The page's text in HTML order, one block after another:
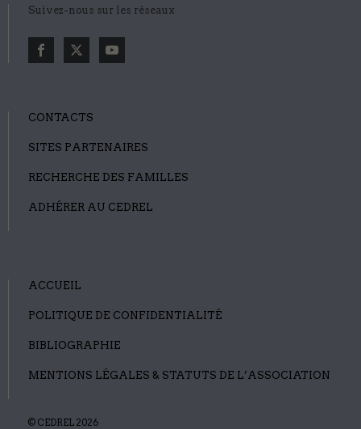
Suivez-nous sur les réseaux
CONTACTS
SITES PARTENAIRES
RECHERCHE DES FAMILLES
ADHÉRER AU CEDREL
ACCUEIL
POLITIQUE DE CONFIDENTIALITÉ
BIBLIOGRAPHIE
MENTIONS LÉGALES & STATUTS DE L’ASSOCIATION
© CEDREL 2026